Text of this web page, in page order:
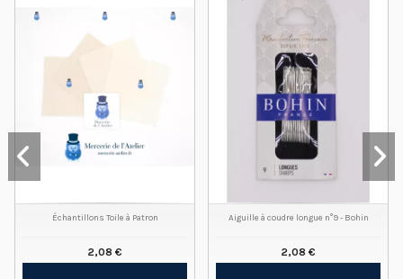
Échantillons Toile à Patron
2,08 €
Aiguille à coudre longue n°9 - Bohin
2,08 €